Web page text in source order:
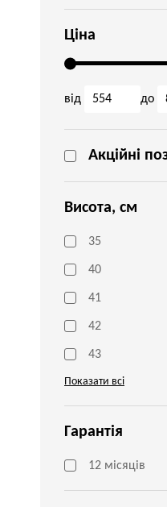
Ціна
від до
Акційні
Висота, см
35
40
41
42
43
Показати всі
Гарантія
12 місяців